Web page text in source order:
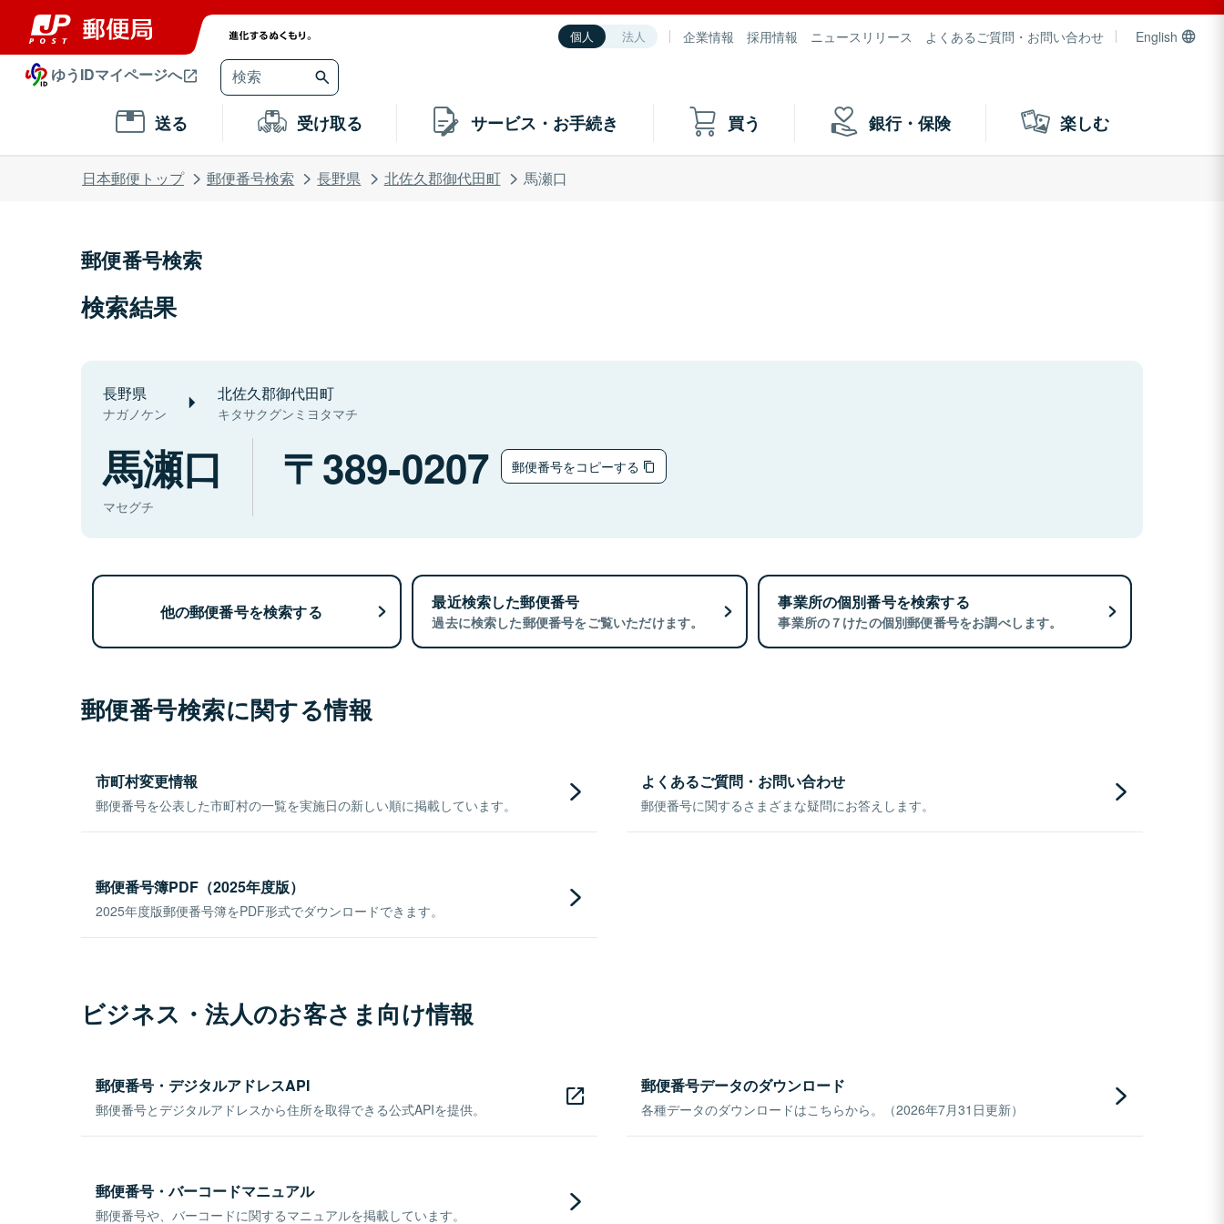
個人 法人 企業情報 採用情報 ニュースリリース よくあるご質問・お問い合わせ English
ゆうIDマイページへ
送る 受け取る サービス・お手続き 買う 銀行・保険 楽しむ
日本郵便トップ 郵便番号検索 長野県 北佐久郡御代田町 馬瀬口
郵便番号検索
検索結果
長野県
ナガノケン
北佐久郡御代田町
キタサクグンミヨタマチ
馬瀬口
マセグチ
389-0207 郵便番号をコピーする
他の郵便番号を検索する 最近検索した郵便番号
過去に検索した郵便番号をご覧いただけます。
事業所の個別番号を検索する
事業所の７けたの個別郵便番号をお調べします。
郵便番号検索に関する情報
市町村変更情報
郵便番号を公表した市町村の一覧を実施日の新しい順に掲載しています。
よくあるご質問・お問い合わせ
郵便番号に関するさまざまな疑問にお答えします。
郵便番号簿PDF（2025年度版）
2025年度版郵便番号簿をPDF形式でダウンロードできます。
ビジネス・法人のお客さま向け情報
郵便番号・デジタルアドレスAPI
郵便番号とデジタルアドレスから住所を取得できる公式APIを提供。
郵便番号データのダウンロード
各種データのダウンロードはこちらから。（2026年7月31日更新）
郵便番号・バーコードマニュアル
郵便番号や、バーコードに関するマニュアルを掲載しています。